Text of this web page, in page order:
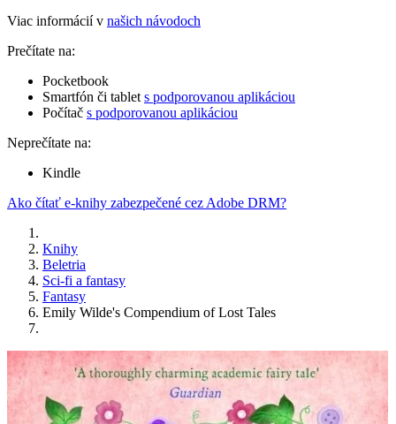
Viac informácií v našich návodoch
Prečítate na:
Pocketbook
Smartfón či tablet s podporovanou aplikáciou
Počítač s podporovanou aplikáciou
Neprečítate na:
Kindle
Ako čítať e-knihy zabezpečené cez Adobe DRM?
Knihy
Beletria
Sci-fi a fantasy
Fantasy
Emily Wilde's Compendium of Lost Tales